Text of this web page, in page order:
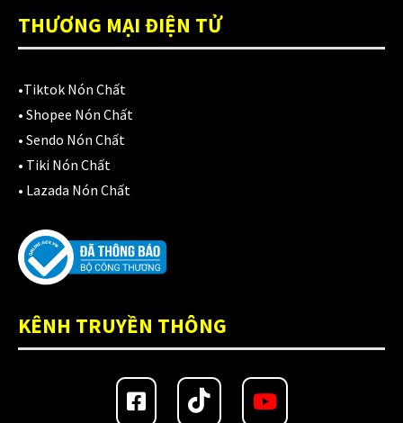
THƯƠNG MẠI ĐIỆN TỬ
•Tiktok Nón Chất
• Shopee Nón Chất
• Sendo Nón Chất
• Tiki Nón Chất
• Lazada Nón Chất
KÊNH TRUYỀN THÔNG